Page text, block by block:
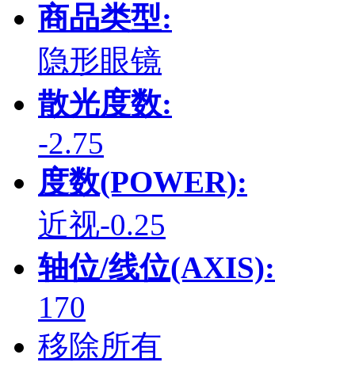
商品类型:
隐形眼镜
散光度数:
-2.75
度数(POWER):
近视-0.25
轴位/线位(AXIS):
170
移除所有